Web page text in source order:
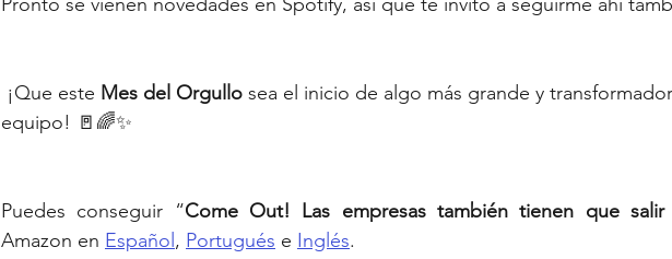
¡Que este Mes del Orgullo sea el inicio de algo más grande y
equipo! 🚪🌈✨
Puedes conseguir “Come Out! Las empresas también tienen que
Amazon en Español , Portugués e Inglés.